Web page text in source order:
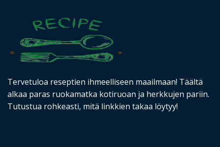
Tervetuloa reseptien ihmeelliseen maailmaan! Täältä
alkaa paras ruokamatka kotiruoan ja herkkujen pariin.
Tutustua rohkeasti, mitä linkkien takaa löytyy!